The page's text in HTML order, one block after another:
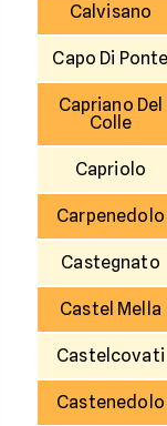
Calvisano
Capo Di Ponte
Capriano Del
Colle
Capriolo
Carpenedolo
Castegnato
Castel Mella
Castelcovati
Castenedolo